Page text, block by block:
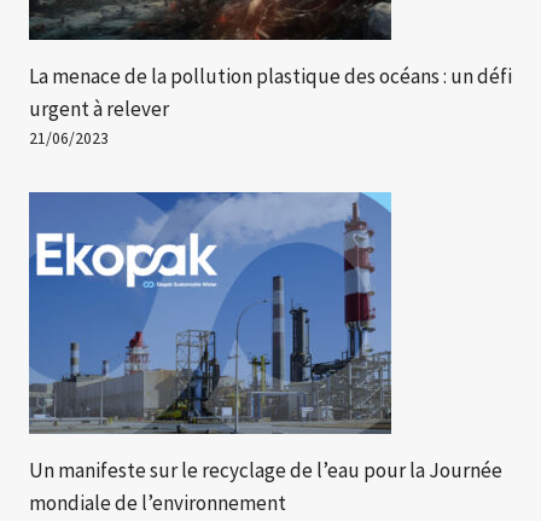
La menace de la pollution plastique des océans : un défi
urgent à relever
21/06/2023
Un manifeste sur le recyclage de l’eau pour la Journée
mondiale de l’environnement